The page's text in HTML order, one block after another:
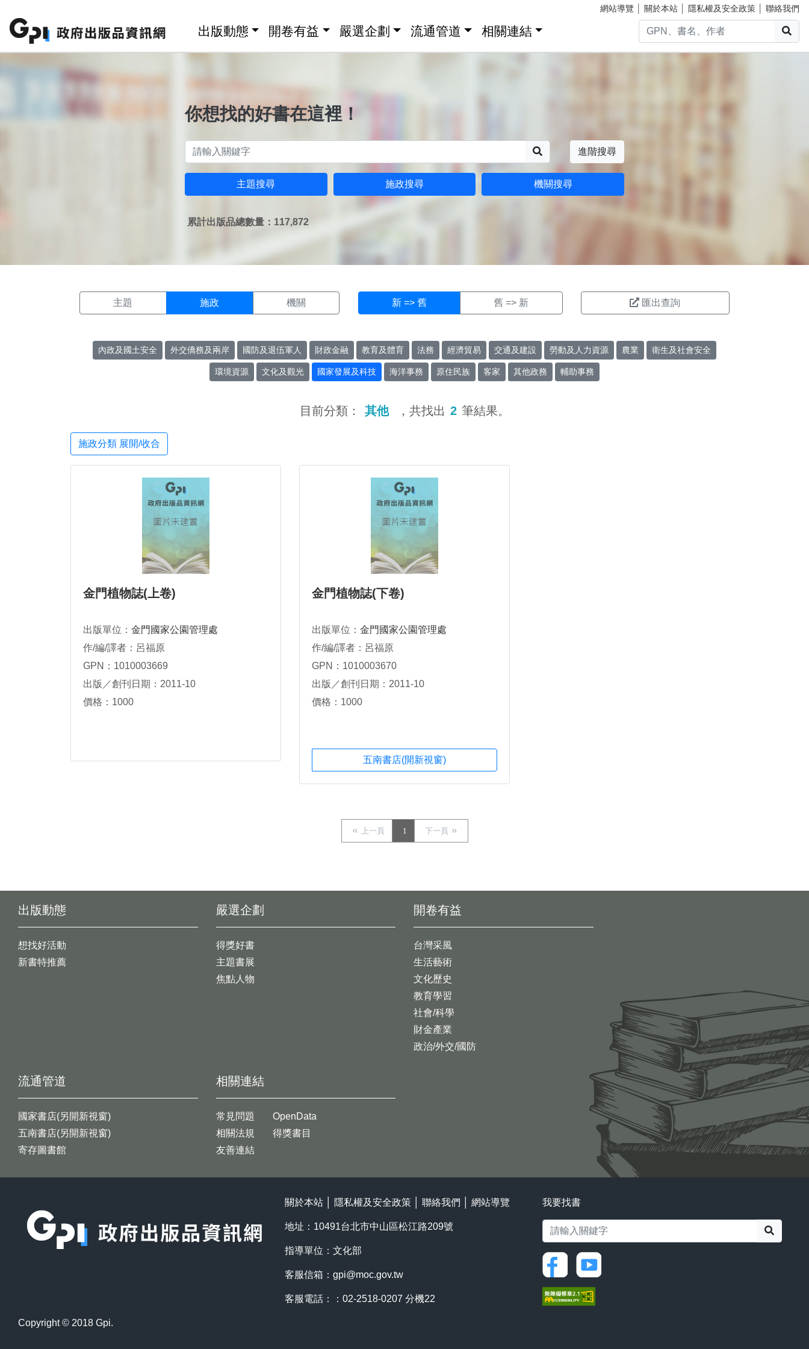
網站導覽 關於本站 隱私權及安全政策 聯絡我們
出版動態 開卷有益 嚴選企劃 流通管道 相關連結
你想找的好書在這裡！
進階搜尋
主題搜尋 施政搜尋 機關搜尋
累計出版品總數量：117,872
主題 施政 機關 新 => 舊 舊 => 新 匯出查詢
內政及國土安全 外交僑務及兩岸 國防及退伍軍人 財政金融 教育及體育 法務 經濟貿易 交通及建設 勞動及人力資源 農業 衛生及社會安全
環境資源 文化及觀光 國家發展及科技 海洋事務 原住民族 客家 其他政務 輔助事務
目前分類： 其他 ，共找出 2 筆結果。
施政分類 展開/收合
金門植物誌(上卷)
出版單位： 金門國家公園管理處
作/編/譯者：呂福原
GPN：1010003669
出版／創刊日期：2011-10
價格：1000
金門植物誌(下卷)
出版單位： 金門國家公園管理處
作/編/譯者：呂福原
GPN：1010003670
出版／創刊日期：2011-10
價格：1000
五南書店(開新視窗)
上一頁 1 下一頁
出版動態
想找好活動
新書特推薦
開卷有益
台灣采風
生活藝術
文化歷史
教育學習
社會/科學
財金產業
政治/外交/國防
嚴選企劃
得獎好書
主題書展
焦點人物
流通管道
國家書店(另開新視窗)
五南書店(另開新視窗)
寄存圖書館
相關連結
常見問題
相關法規
友善連結
OpenData
得獎書目
關於本站 隱私權及安全政策 聯絡我們 網站導覽
地址：10491台北市中山區松江路209號
指導單位：文化部
客服信箱： gpi@moc.gov.tw
客服電話：：02-2518-0207 分機22
我要找書
Copyright © 2018 Gpi.